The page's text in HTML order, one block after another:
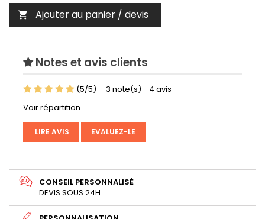
 Ajouter au panier / devis
Notes et avis clients
(5/5) - 3 note(s) - 4 avis
Voir répartition
LIRE AVIS EVALUEZ-LE
CONSEIL PERSONNALISÉ
DEVIS SOUS 24H